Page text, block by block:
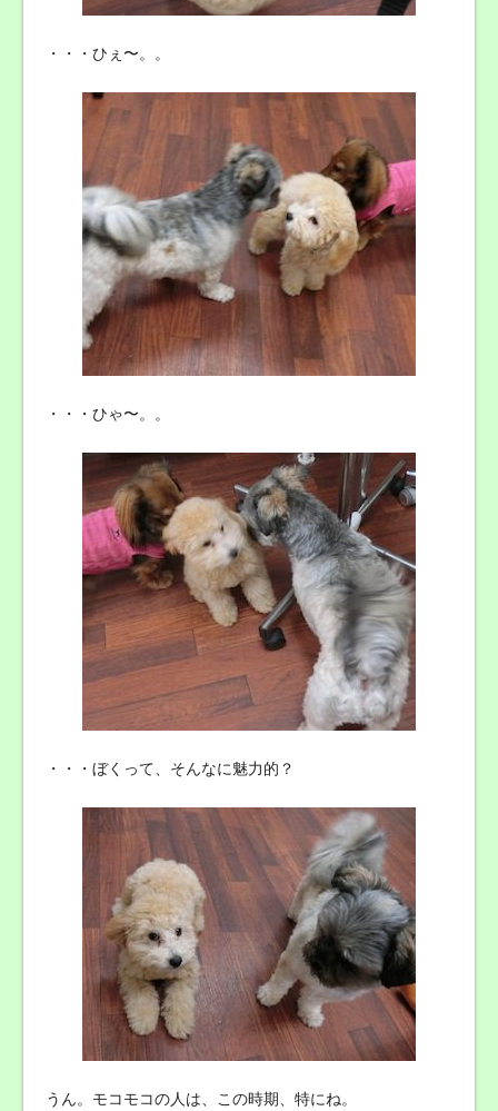
・・・ひぇ〜。。
・・・ひゃ〜。。
・・・ぼくって、そんなに魅力的？
うん。モコモコの人は、この時期、特にね。